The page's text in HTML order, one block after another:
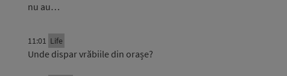
nu au…
11:01 Life
Unde dispar vrăbiile din orașe?